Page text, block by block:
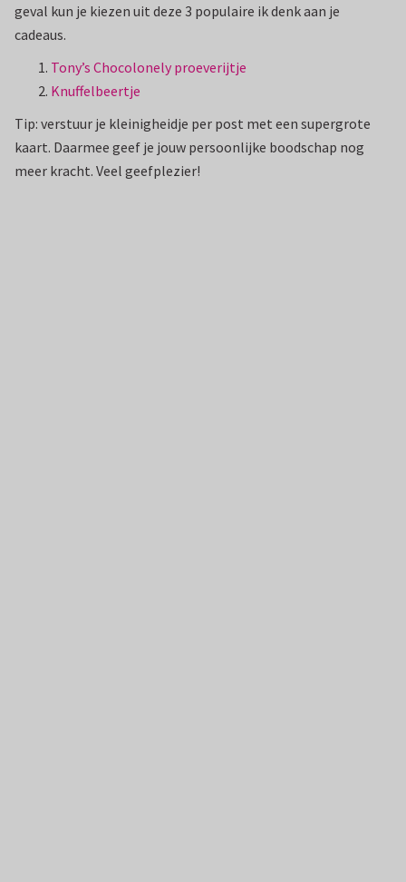
geval kun je kiezen uit deze 3 populaire ik denk aan je
cadeaus.
Tony’s Chocolonely proeverijtje
Knuffelbeertje
Tip: verstuur je kleinigheidje per post met een supergrote
kaart. Daarmee geef je jouw persoonlijke boodschap nog
meer kracht. Veel geefplezier!